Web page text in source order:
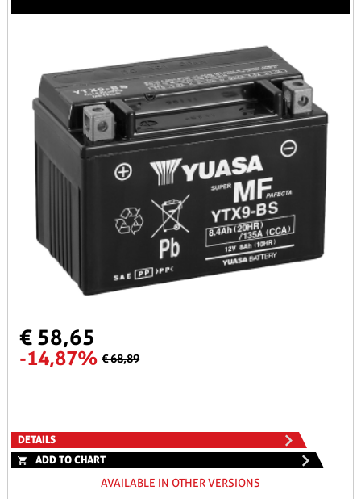
€ 58,65
-14,87% € 68,89
DETAILS
ADD TO CHART
AVAILABLE IN OTHER VERSIONS